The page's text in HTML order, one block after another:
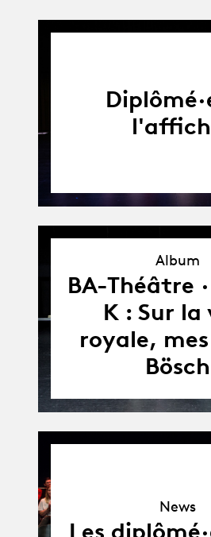
Album
BA-Théâtre
K : Sur la
royale,
Bösch
News
Les